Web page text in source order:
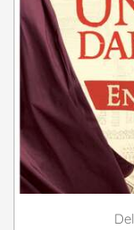
Del